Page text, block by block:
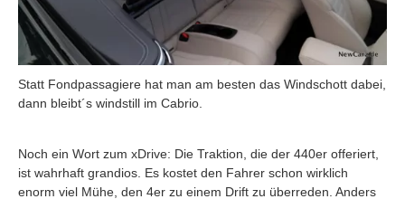
Statt Fondpassagiere hat man am besten das Windschott dabei,
dann bleibt´s windstill im Cabrio.
Noch ein Wort zum xDrive: Die Traktion, die der 440er offeriert,
ist wahrhaft grandios. Es kostet den Fahrer schon wirklich
enorm viel Mühe, den 4er zu einem Drift zu überreden. Anders